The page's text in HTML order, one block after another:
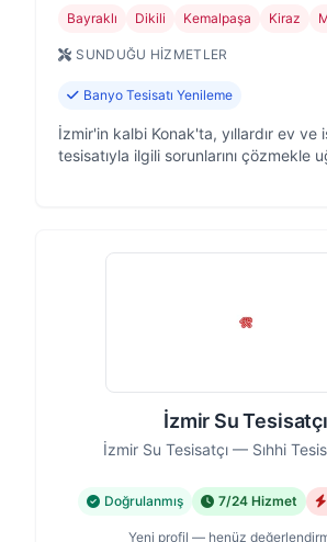
Bayraklı Dikili Kemalpaşa Kiraz
SUNDUĞU HIZMETLER
Banyo Tesisatı Yenileme
İzmir'in kalbi Konak'ta, yıllardır ev ve
tesisatıyla ilgili sorunlarını çözmekle
İzmir Su Tesisatçı
İzmir Su Tesisatçı — Sıhhi
Doğrulanmış 7/24 Hizmet
Yeni profil — henüz